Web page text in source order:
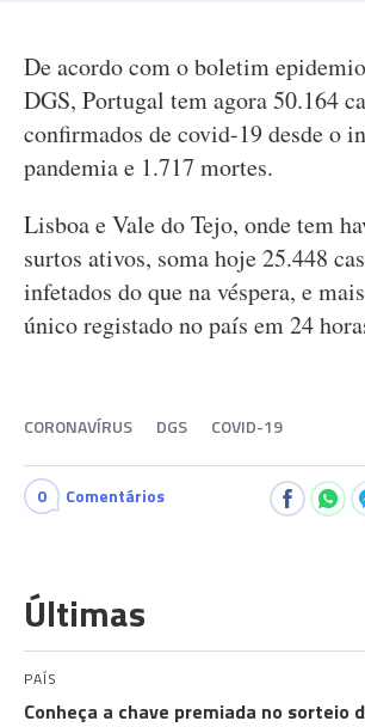
De acordo com o boletim
DGS, Portugal tem agora 50.164
confirmados de covid-19 desde o
pandemia e 1.717 mortes.
Lisboa e Vale do Tejo, onde tem
surtos ativos, soma hoje 25.448
infetados do que na véspera, e
único registado no país em 24
CORONAVÍRUS DGS COVID-19
0 Comentários
Últimas
PAÍS
Conheça a chave premiada no sorteio